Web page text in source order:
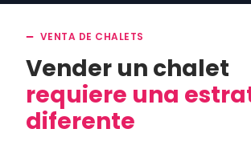
VENTA DE CHALETS
Vender un chalet
requiere una
diferente